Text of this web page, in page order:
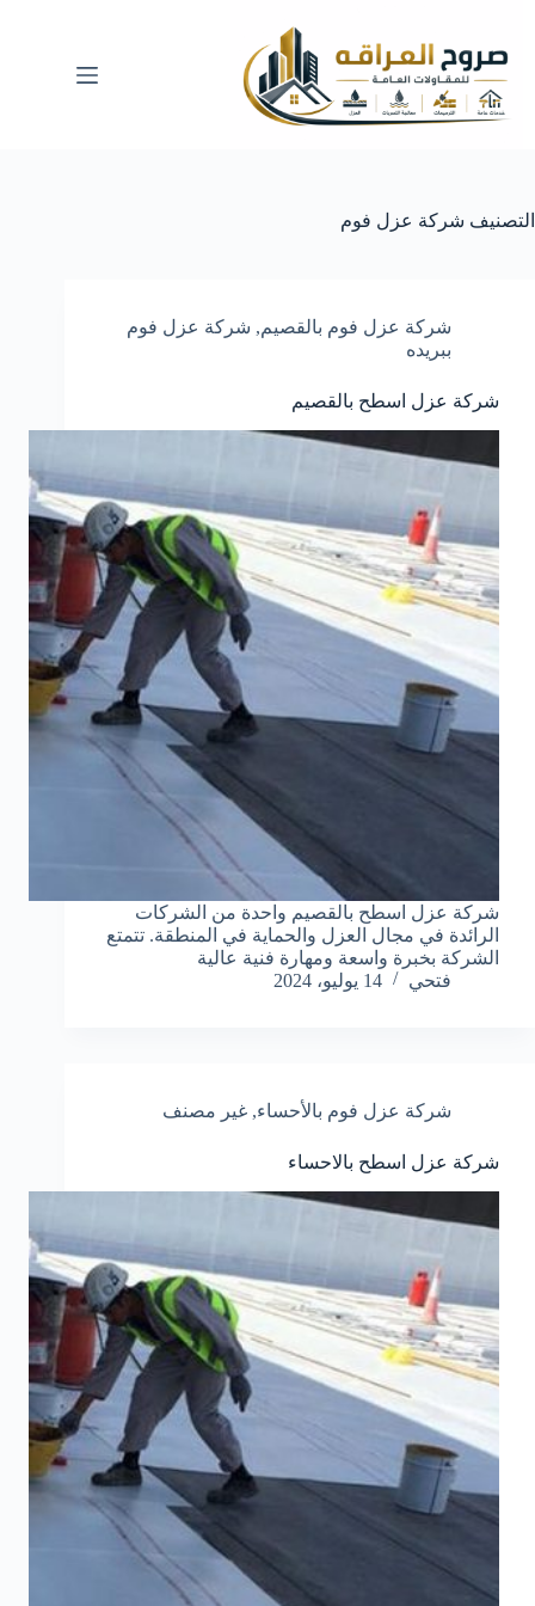
المحتوى
التصنيف شركة عزل فوم
شركة عزل فوم بالقصيم, شركة عزل فوم
ببريده
شركة عزل اسطح بالقصيم
شركة عزل اسطح بالقصيم واحدة من الشركات
الرائدة في مجال العزل والحماية في المنطقة. تتمتع
الشركة بخبرة واسعة ومهارة فنية عالية
فتحي
14 يوليو، 2024
شركة عزل فوم بالأحساء, غير مصنف
شركة عزل اسطح بالاحساء